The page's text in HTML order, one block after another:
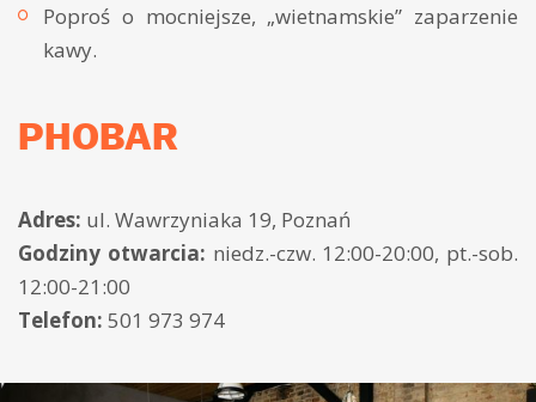
Poproś o mocniejsze, „wietnamskie” zaparzenie
kawy.
PHOBAR
Adres: ul. Wawrzyniaka 19, Poznań
Godziny otwarcia: niedz.-czw. 12:00-20:00, pt.-sob.
12:00-21:00
Telefon: 501 973 974